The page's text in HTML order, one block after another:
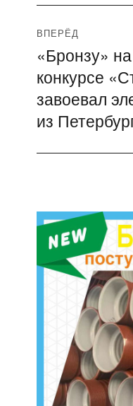
ВПЕРЁД
Следующая
запись:
«Бронзу»
конкурсе
завоевал
из